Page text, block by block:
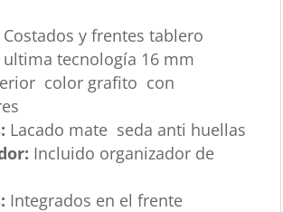
Costados y frentes tablero
tecnología 16 mm
color grafito con
Lacado mate seda anti huellas
Incluido organizador de
Integrados en el frente